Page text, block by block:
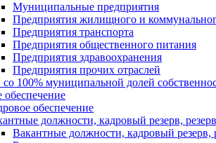
Муниципальные предприятия
Предприятия жилищного и
Предприятия транспорта
Предприятия общественного питания
Предприятия здравоохранения
Предприятия прочих отраслей
100% муниципальной долей
обеспечение
обеспечение
должности, кадровый резерв,
Вакантные должности, кадровый резерв,